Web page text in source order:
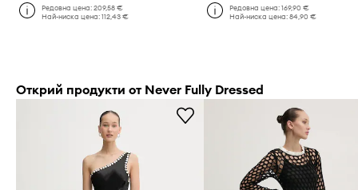
Редовна цена:209,58 €
Най-ниска цена:112,43 €
Редовна цена: 169,90 €
Най-ниска цена: 84,90 €
Открий продукти от Never Fully Dressed